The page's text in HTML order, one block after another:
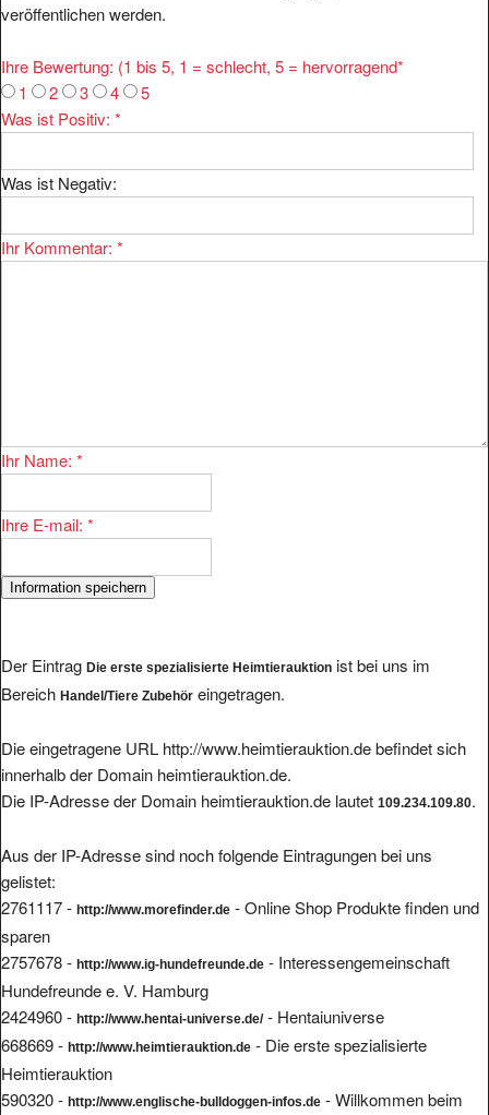
veröffentlichen werden.
Ihre Bewertung: (1 bis 5, 1 = schlecht, 5 = hervorragend*
1
2 3 4
5
Was ist Positiv: *
Was ist Negativ:
Ihr Kommentar: *
Ihr Name: *
Ihre E-mail: *
Der Eintrag Die erste spezialisierte Heimtierauktion ist bei uns im
Bereich Handel/Tiere Zubehör eingetragen.
Die eingetragene URL http://www.heimtierauktion.de befindet sich
innerhalb der Domain heimtierauktion.de.
Die IP-Adresse der Domain heimtierauktion.de lautet 109.234.109.80.
Aus der IP-Adresse sind noch folgende Eintragungen bei uns
gelistet:
2761117 - http://www.morefinder.de - Online Shop Produkte finden und
sparen
2757678 - http://www.ig-hundefreunde.de - Interessengemeinschaft
Hundefreunde e. V. Hamburg
2424960 - http://www.hentai-universe.de/- Hentaiuniverse
668669 - http://www.heimtierauktion.de - Die erste spezialisierte
Heimtierauktion
590320 - http://www.englische-bulldoggen-infos.de - Willkommen beim